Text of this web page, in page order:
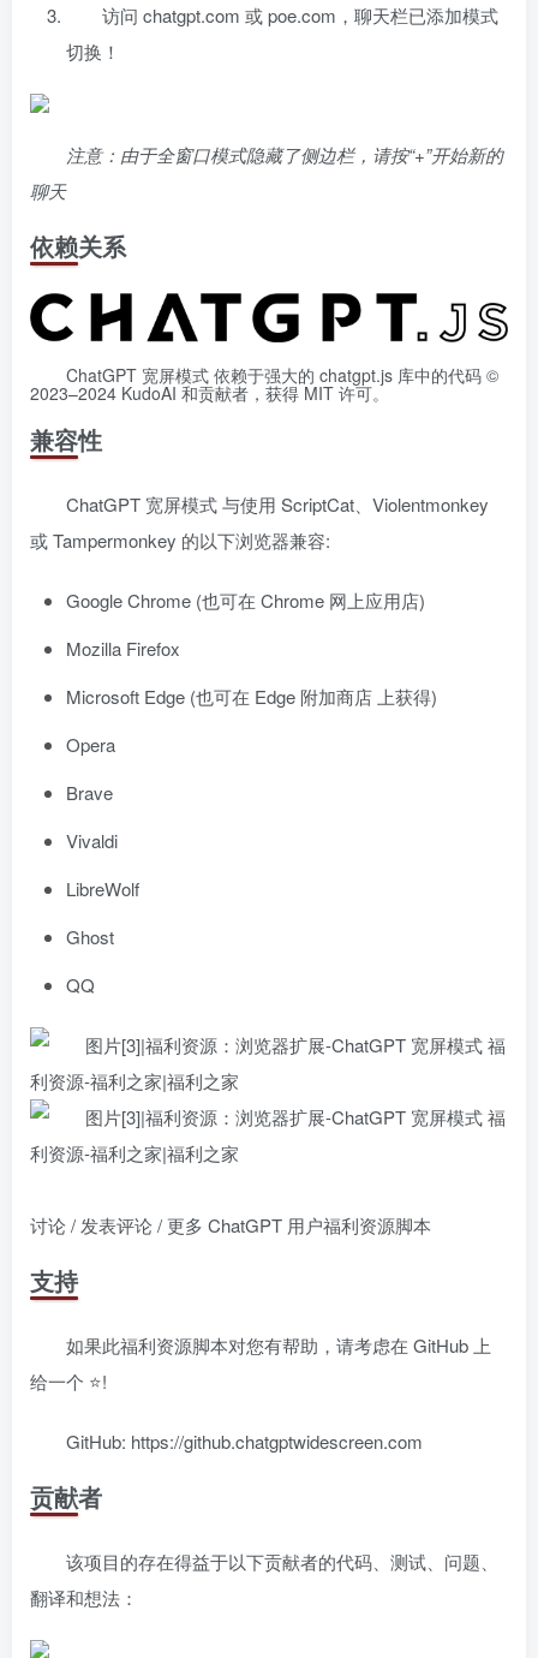
访问 chatgpt.com 或 poe.com，聊天栏已添加模式
切换！
注意：由于全窗口模式隐藏了侧边栏，请按“+”开始新的
聊天
依赖关系
ChatGPT 宽屏模式 依赖于强大的 chatgpt.js 库中的代码 ©
2023–2024 KudoAI 和贡献者，获得 MIT 许可。
兼容性
ChatGPT 宽屏模式 与使用 ScriptCat、Violentmonkey
或 Tampermonkey 的以下浏览器兼容:
Google Chrome (也可在 Chrome 网上应用店)
Mozilla Firefox
Microsoft Edge (也可在 Edge 附加商店 上获得)
Opera
Brave
Vivaldi
LibreWolf
Ghost
QQ
讨论 / 发表评论 / 更多 ChatGPT 用户福利资源脚本
支持
如果此福利资源脚本对您有帮助，请考虑在 GitHub 上
给一个 ⭐!
GitHub: https://github.chatgptwidescreen.com
贡献者
该项目的存在得益于以下贡献者的代码、测试、问题、
翻译和想法：